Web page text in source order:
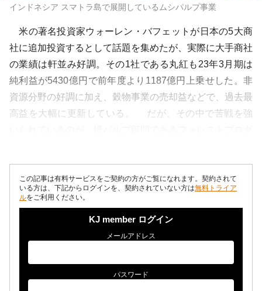
インドネシア スマトラ島で展開しているムシパルプ事業
米の著名投資家ウォーレン・バフェットが日本の5大商
社に追加投資するとして話題を集めたが、実際に大手商社
の業績は軒並み好調。その1社である丸紅も23年3月期は
純利益が5430億円で前年度より1187億円上乗せした。非
資源分野の好調に加え、穀物事業の売却益などで、過去最
高益を大幅に更新している。 だが、その中で苦戦を強
この記事は有料サービスをご契約の方がご覧になれます。契約されて
いる方は、下記からログインを、契約されていない方は無料トライア
ルをご利用ください。
KJ member ログイン
メールアドレス
パスワード